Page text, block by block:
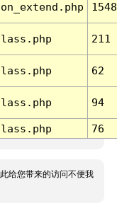
1548
211
62
94
76
给您带来的访问不便我